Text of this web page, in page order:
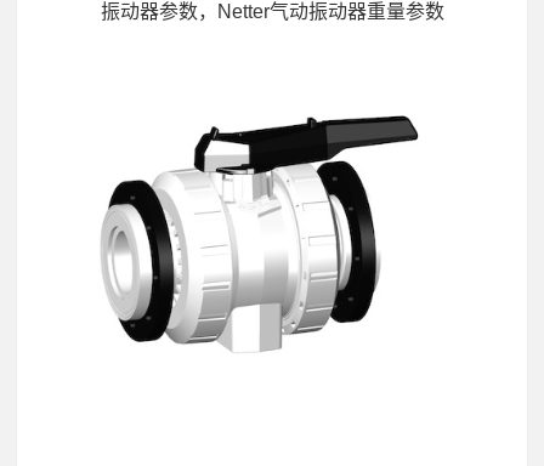
振动器参数，Netter气动振动器重量参数